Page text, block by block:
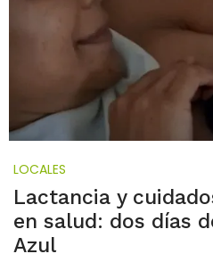
LOCALES
Lactancia y
en salud: dos días
Azul